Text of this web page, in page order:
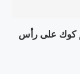
كوك على رأس